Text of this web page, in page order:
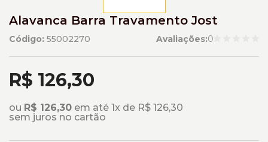
Alavanca Barra Travamento Jost
Código: 55002270 Avaliações:0
R$ 126,30
ou R$ 126,30 em até 1x de R$ 126,30
sem juros no cartão